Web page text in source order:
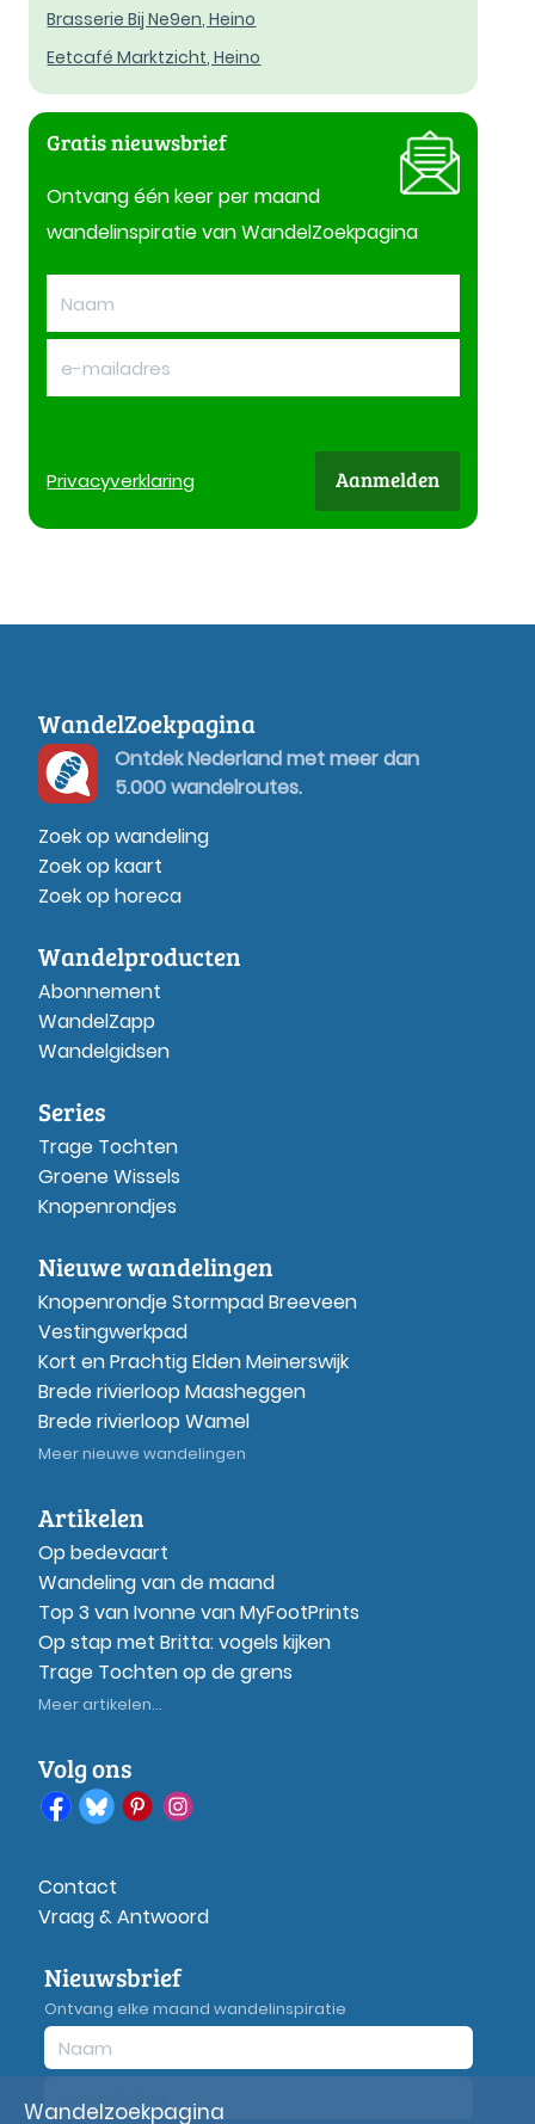
Brasserie Bij Ne9en, Heino
Eetcafé Marktzicht, Heino
Gratis nieuwsbrief
Ontvang één keer per maand
wandelinspiratie van WandelZoekpagina
Privacyverklaring Aanmelden
WandelZoekpagina
Ontdek Nederland met meer dan
5.000 wandelroutes.
Zoek op wandeling
Zoek op kaart
Zoek op horeca
Wandelproducten
Abonnement
WandelZapp
Wandelgidsen
Series
Trage Tochten
Groene Wissels
Knopenrondjes
Nieuwe wandelingen
Knopenrondje Stormpad Breeveen
Vestingwerkpad
Kort en Prachtig Elden Meinerswijk
Brede rivierloop Maasheggen
Brede rivierloop Wamel
Meer nieuwe wandelingen
Artikelen
Op bedevaart
Wandeling van de maand
Top 3 van Ivonne van MyFootPrints
Op stap met Britta: vogels kijken
Trage Tochten op de grens
Meer artikelen...
Volg ons
Contact
Vraag & Antwoord
Nieuwsbrief
Ontvang elke maand wandelinspiratie
Wandelzoekpagina